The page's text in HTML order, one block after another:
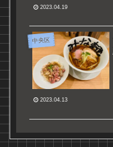
2023.04.19
中央区
2023.04.13